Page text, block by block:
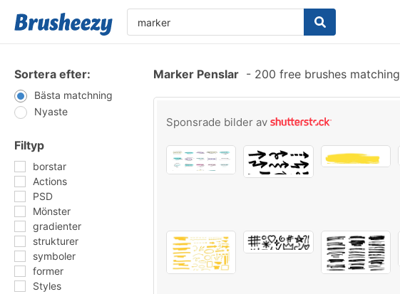
Sortera efter:
Bästa matchning
Nyaste
Filtyp
borstar
Actions
PSD
Mönster
gradienter
strukturer
symboler
former
Styles
Marker Penslar - 200 free brushes matching
Sponsrade bilder av